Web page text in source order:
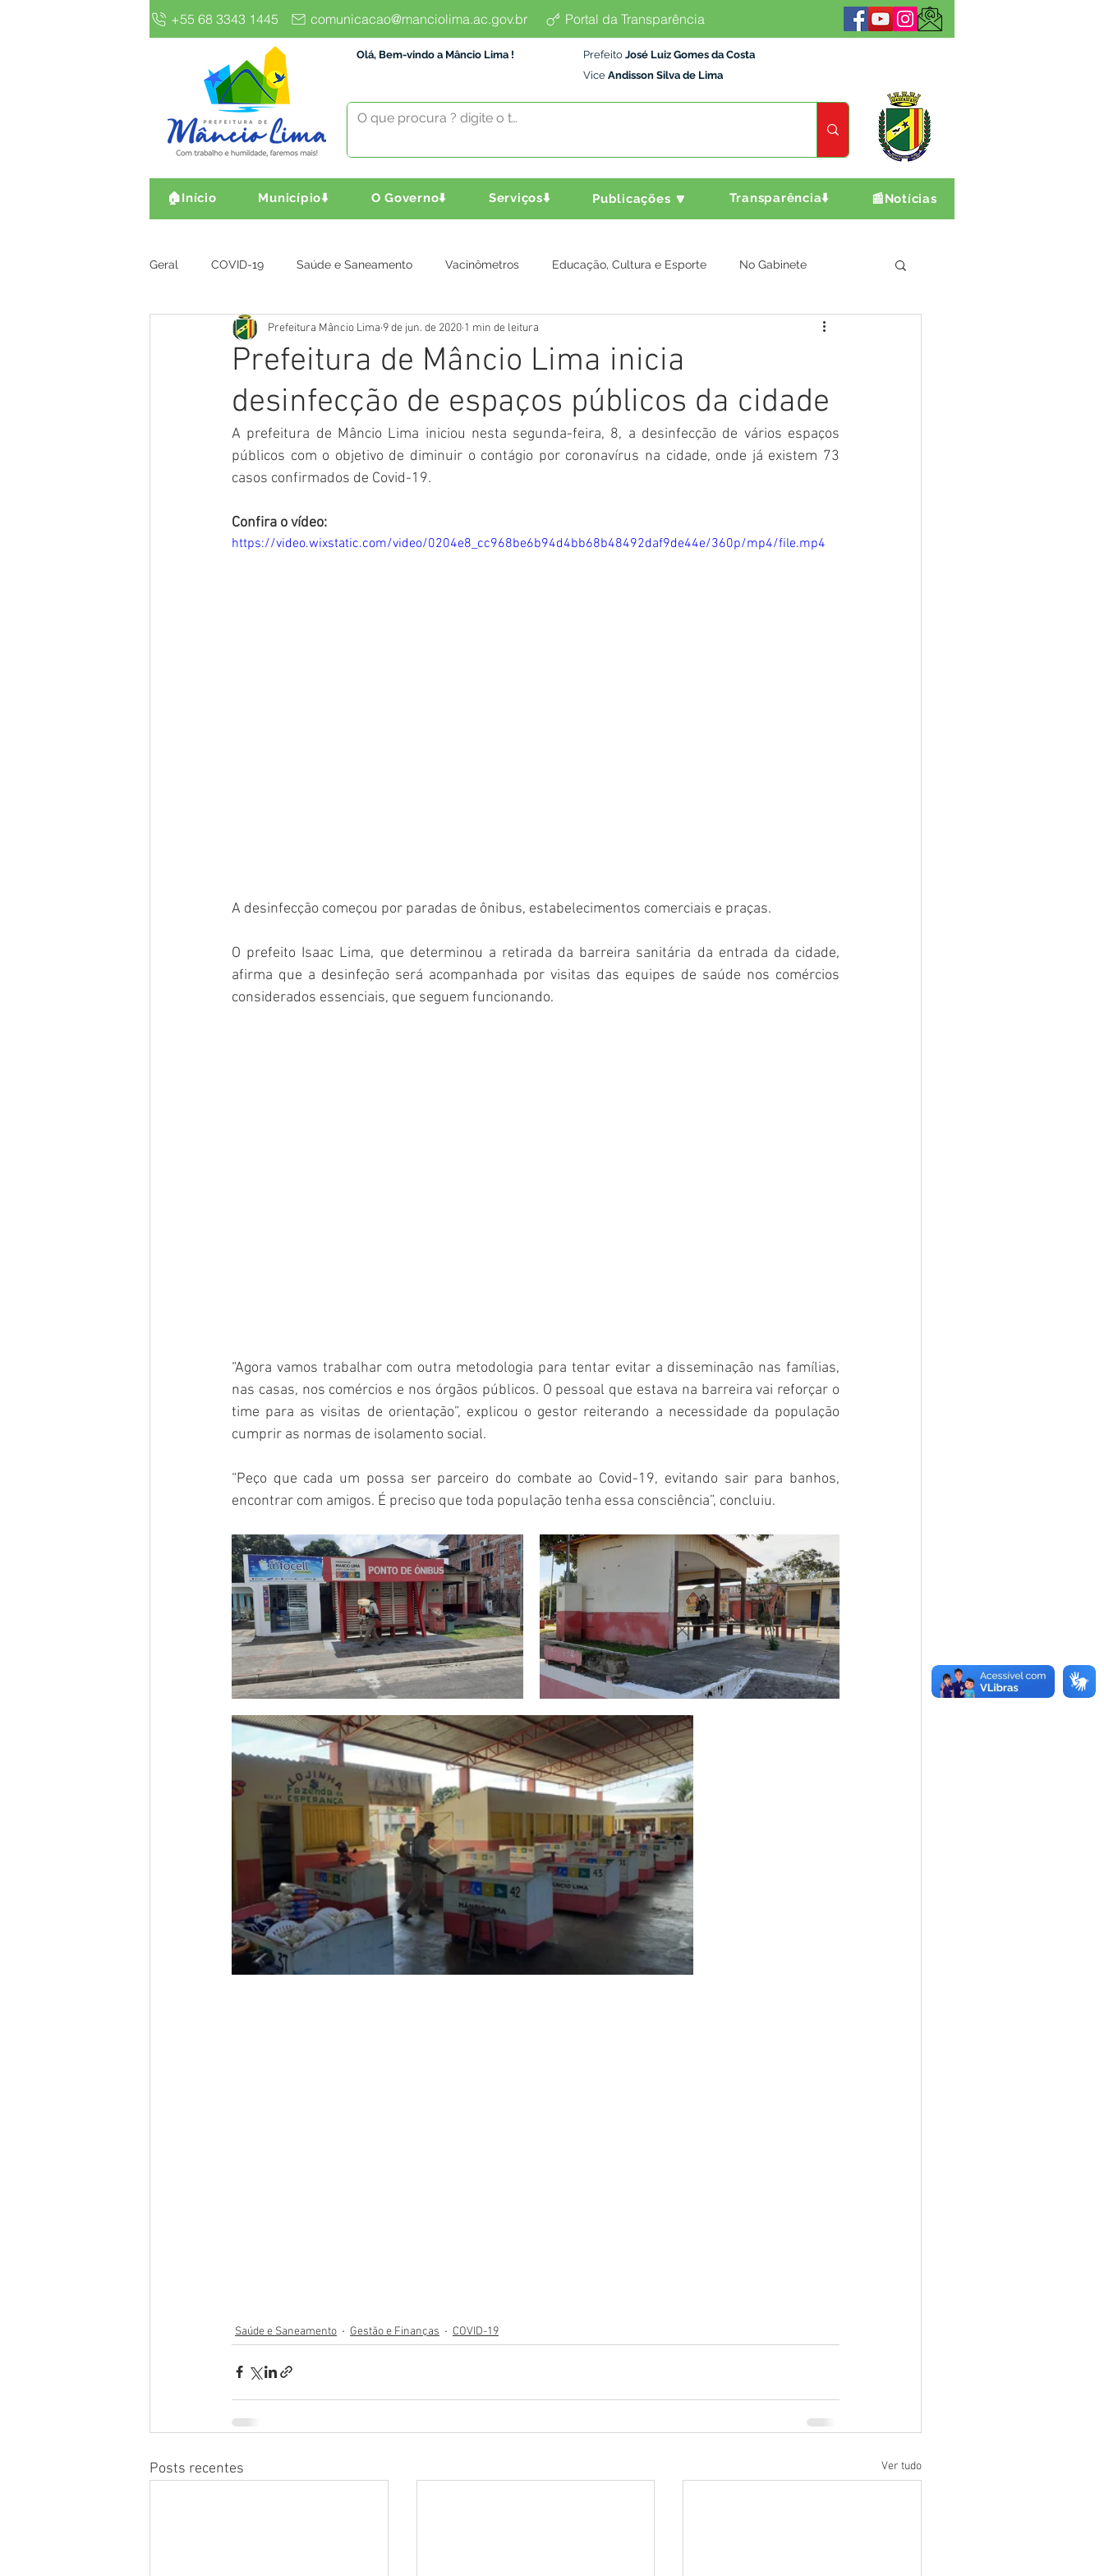
+55 68 3343 1445 comunicacao@manciolima.ac.gov.br Portal da Transparência
Olá, Bem-vindo a Mâncio Lima ! Prefeito José Luiz Gomes da Costa
Vice Andisson Silva de Lima
🏠Início Município⬇️ O Governo⬇️ Serviços⬇️ Publicações 🔽 Transparência⬇️ 📰Notícias
Geral COVID-19 Saúde e Saneamento Vacinômetros Educação, Cultura e Esporte No Gabinete
Gestão e Finanças Infra, Obra e Transporte Assistência Social Agricultura e Produção
Meio Ambiente Concursos Comunicado Aniversário Defesa Civil Nota de Pesar Campanhas
Datas Comemorativas POSSE Institucional e Governo Homenagem Meio Ambiente e Turismo
Convênios e Parcerias
Prefeitura de Mâncio Lima inicia
desinfecção de espaços públicos da cidade
Prefeitura Mâncio Lima 9 de jun. de 2020 1 min de leitura
A prefeitura de Mâncio Lima iniciou nesta segunda-feira, 8, a desinfecção de vários espaços
públicos com o objetivo de diminuir o contágio por coronavírus na cidade, onde já existem 73
casos confirmados de Covid-19.
Confira o vídeo:
https://video.wixstatic.com/video/0204e8_cc968be6b94d4bb68b48492daf9de44e/360p/mp4/file.mp4
A desinfecção começou por paradas de ônibus, estabelecimentos comerciais e praças.
O prefeito Isaac Lima, que determinou a retirada da barreira sanitária da entrada da cidade,
afirma que a desinfeção será acompanhada por visitas das equipes de saúde nos comércios
considerados essenciais, que seguem funcionando.
“Agora vamos trabalhar com outra metodologia para tentar evitar a disseminação nas famílias,
nas casas, nos comércios e nos órgãos públicos. O pessoal que estava na barreira vai reforçar o
time para as visitas de orientação”, explicou o gestor reiterando a necessidade da população
cumprir as normas de isolamento social.
“Peço que cada um possa ser parceiro do combate ao Covid-19, evitando sair para banhos,
encontrar com amigos. É preciso que toda população tenha essa consciência”, concluiu.
Saúde e Saneamento Gestão e Finanças COVID-19
Posts recentes Ver tudo